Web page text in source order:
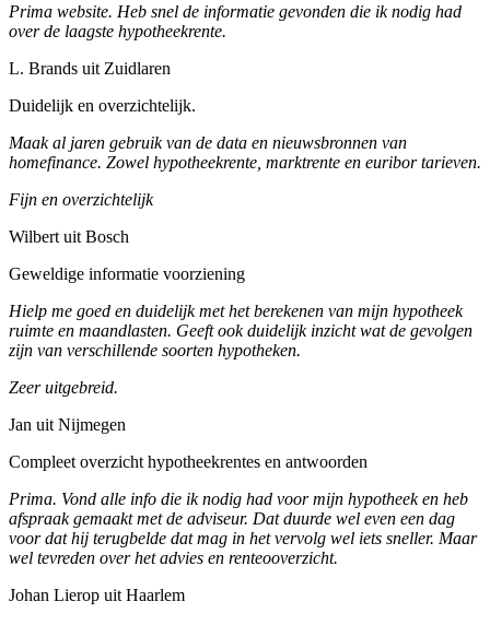
Prima website. Heb snel de informatie gevonden die ik nodig had
over de laagste hypotheekrente.
L. Brands uit Zuidlaren
Duidelijk en overzichtelijk.
Maak al jaren gebruik van de data en nieuwsbronnen van
homefinance. Zowel hypotheekrente, marktrente en euribor tarieven.
Fijn en overzichtelijk
Wilbert uit Bosch
Geweldige informatie voorziening
Hielp me goed en duidelijk met het berekenen van mijn hypotheek
ruimte en maandlasten. Geeft ook duidelijk inzicht wat de gevolgen
zijn van verschillende soorten hypotheken.
Zeer uitgebreid.
Jan uit Nijmegen
Compleet overzicht hypotheekrentes en antwoorden
Prima. Vond alle info die ik nodig had voor mijn hypotheek en heb
afspraak gemaakt met de adviseur. Dat duurde wel even een dag
voor dat hij terugbelde dat mag in het vervolg wel iets sneller. Maar
wel tevreden over het advies en renteooverzicht.
Johan Lierop uit Haarlem